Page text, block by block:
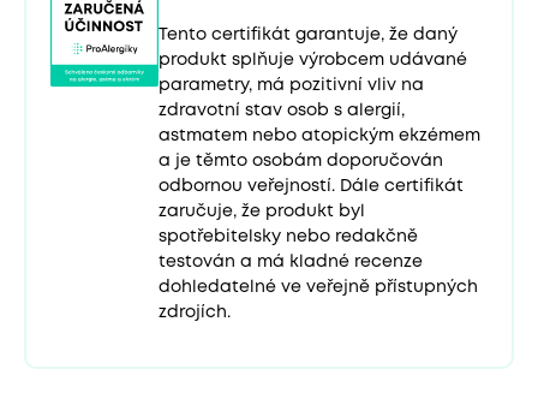
Tento certifikát garantuje, že daný
produkt splňuje výrobcem udávané
parametry, má pozitivní vliv na
zdravotní stav osob s alergií,
astmatem nebo atopickým ekzémem
a je těmto osobám doporučován
odbornou veřejností. Dále certifikát
zaručuje, že produkt byl
spotřebitelsky nebo redakčně
testován a má kladné recenze
dohledatelné ve veřejně přístupných
zdrojích.